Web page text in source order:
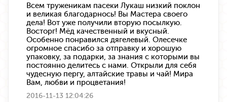
Всем труженикам пасеки Лукаш низкий поклон
и великая благодарнось! Вы Мастера своего
дела! Вот уже получили вторую посылкую.
Восторг! Мёд качественный и вкусный.
Особенно понравился дягелевый. Олесечке
огромное спасибо за отправку и хорошую
упаковку, за подарки, за знания с которыми вы
постоянно делитесь с нами. Открыли для себя
чудесную пергу, алтайские травы и чай! Мира
Вам, любви и процветания!
2016-11-13 12:04:26